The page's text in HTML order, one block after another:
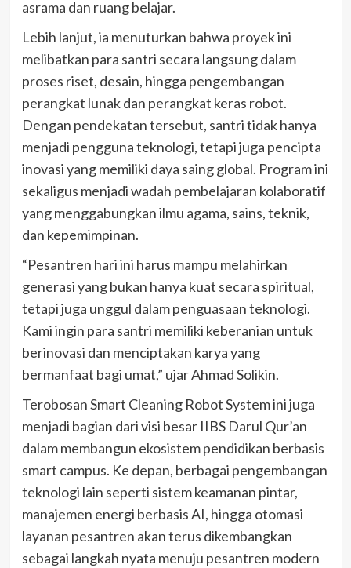
asrama dan ruang belajar.
Lebih lanjut, ia menuturkan bahwa proyek ini
melibatkan para santri secara langsung dalam
proses riset, desain, hingga pengembangan
perangkat lunak dan perangkat keras robot.
Dengan pendekatan tersebut, santri tidak hanya
menjadi pengguna teknologi, tetapi juga pencipta
inovasi yang memiliki daya saing global. Program ini
sekaligus menjadi wadah pembelajaran kolaboratif
yang menggabungkan ilmu agama, sains, teknik,
dan kepemimpinan.
“Pesantren hari ini harus mampu melahirkan
generasi yang bukan hanya kuat secara spiritual,
tetapi juga unggul dalam penguasaan teknologi.
Kami ingin para santri memiliki keberanian untuk
berinovasi dan menciptakan karya yang
bermanfaat bagi umat,” ujar Ahmad Solikin.
Terobosan Smart Cleaning Robot System ini juga
menjadi bagian dari visi besar IIBS Darul Qur’an
dalam membangun ekosistem pendidikan berbasis
smart campus. Ke depan, berbagai pengembangan
teknologi lain seperti sistem keamanan pintar,
manajemen energi berbasis AI, hingga otomasi
layanan pesantren akan terus dikembangkan
sebagai langkah nyata menuju pesantren modern